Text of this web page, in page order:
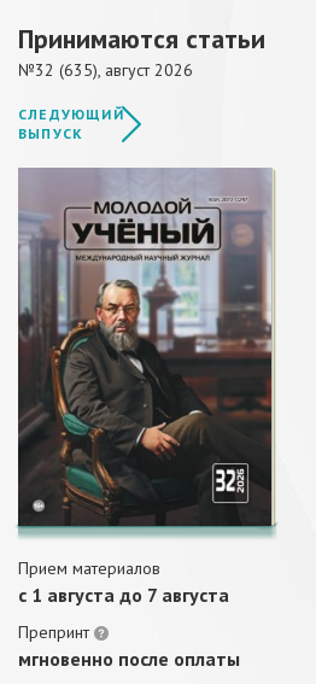
Принимаются статьи
№32 (635), август 2026
СЛЕДУЮЩИЙ
ВЫПУСК
Прием материалов
c 1 августа до 7 августа
Препринт
мгновенно после оплаты